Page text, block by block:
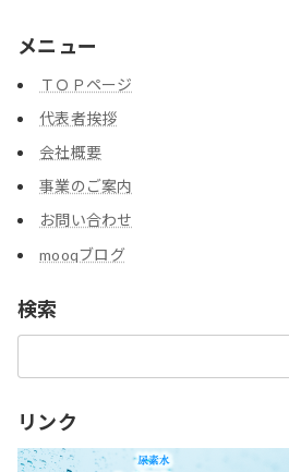
メニュー
ＴＯＰページ
代表者挨拶
会社概要
事業のご案内
お問い合わせ
mooqブログ
検索
リンク